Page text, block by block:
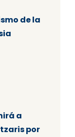
de la
a
por